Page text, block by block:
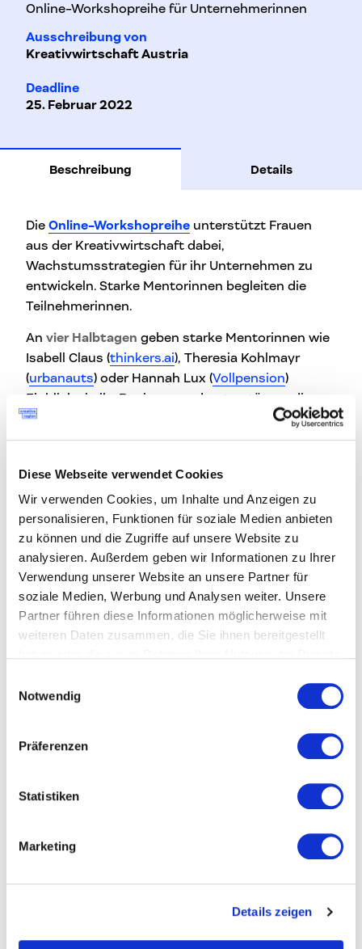
Diese Webseite verwendet Cookies
Wir verwenden Cookies, um Inhalte und Anzeigen zu
personalisieren, Funktionen für soziale Medien anbieten
zu können und die Zugriffe auf unsere Website zu
analysieren. Außerdem geben wir Informationen zu Ihrer
Verwendung unserer Website an unsere Partner für
soziale Medien, Werbung und Analysen weiter. Unsere
Partner führen diese Informationen möglicherweise mit
weiteren Daten zusammen, die Sie ihnen bereitgestellt
Notwendig
Präferenzen
Statistiken
Marketing
Details zeigen
Online-Workshopreihe für Unternehmerinnen
Ausschreibung von
Kreativwirtschaft Austria
Deadline
25. Februar 2022
Beschreibung Details
Die Online-Workshopreihe unterstützt Frauen
aus der Kreativwirtschaft dabei,
Wachstumsstrategien für ihr Unternehmen zu
entwickeln. Starke Mentorinnen begleiten die
Teilnehmerinnen.
An vier Halbtagen geben starke Mentorinnen wie
Isabell Claus (thinkers.ai), Theresia Kohlmayr
(urbanauts) oder Hannah Lux (Vollpension)
Einblicke in ihr Business und unterstützen die
Teilnehmerinnen bei den individuellen
unternehmerischen Herausforderungen.
Digitalisierung/Positionierung und
Kooperieren/Netzwerken werden in den digitalen
Workshops aufgearbeitet.
Es werden
Know-how über Wachstumsstrategien
vermittelt,
der Umgang mit Risiko und die
„Entrepreneurship nach der Karenz“ sowie
„Absicherungsstrategien“ werden aufgezeigt.
Teilnahme am Programm zur Verfügung. Aus den
Bewerbungen werden zwei Teilnehmerinnen vom
Team der Kreativwirtschaft Austria in